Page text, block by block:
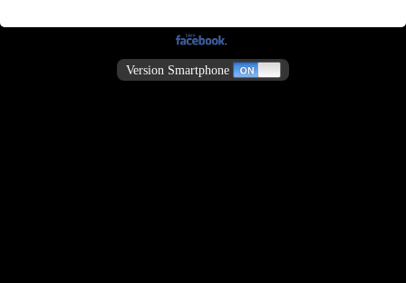
Version Smartphone